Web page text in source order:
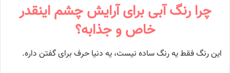
چرا رنگ آبی برای آرایش چشم اینقدر
خاص و جذابه؟
این رنگ فقط یه رنگ ساده نیست، یه دنیا حرف برای گفتن داره.